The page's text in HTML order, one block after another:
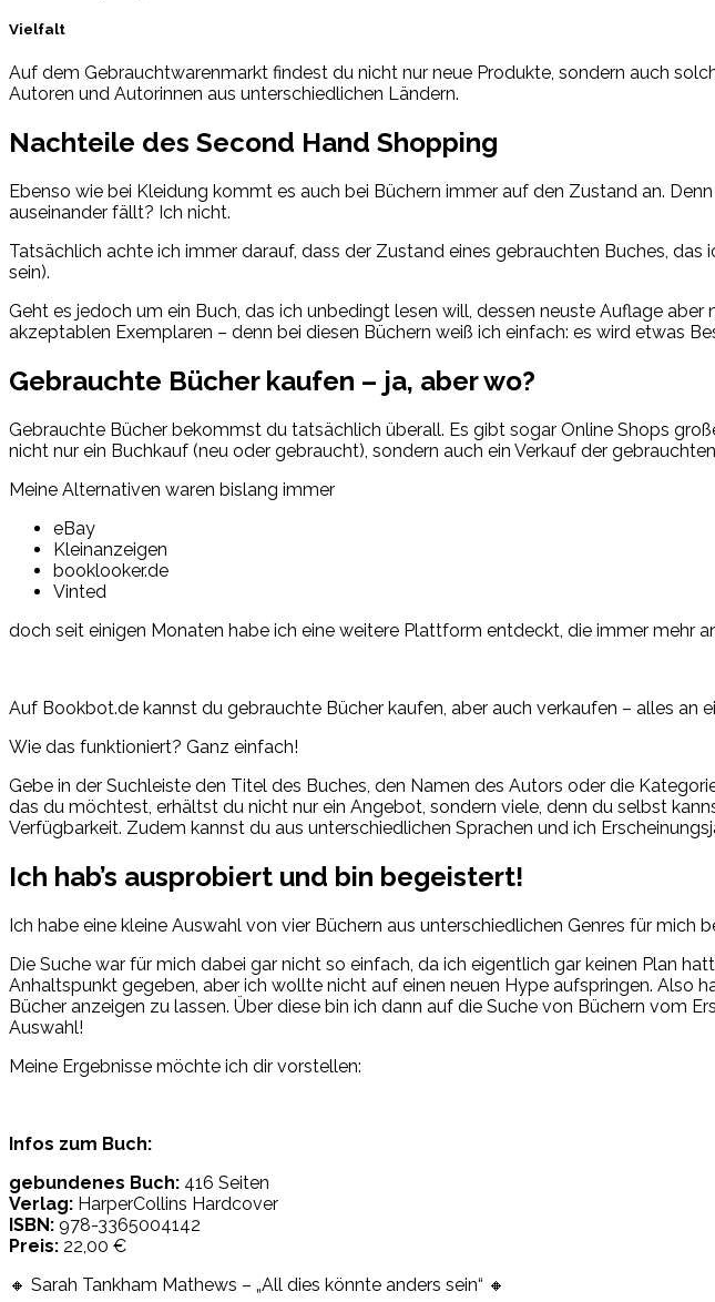
Vielfalt
Auf dem Gebrauchtwarenmarkt findest du nicht nur neue Produkte, sondern auch
Autoren und Autorinnen aus unterschiedlichen Ländern.
Nachteile des Second Hand Shopping
Ebenso wie bei Kleidung kommt es auch bei Büchern immer auf den Zustand an.
auseinander fällt? Ich nicht.
Tatsächlich achte ich immer darauf, dass der Zustand eines gebrauchten Buches,
sein).
Geht es jedoch um ein Buch, das ich unbedingt lesen will, dessen neuste Auflage
akzeptablen Exemplaren – denn bei diesen Büchern weiß ich einfach: es wird etwas
Gebrauchte Bücher kaufen – ja, aber wo?
Gebrauchte Bücher bekommst du tatsächlich überall. Es gibt sogar Online Shops
nicht nur ein Buchkauf (neu oder gebraucht), sondern auch ein Verkauf der
Meine Alternativen waren bislang immer
eBay
Kleinanzeigen
booklooker.de
Vinted
doch seit einigen Monaten habe ich eine weitere Plattform entdeckt, die immer mehr
Auf Bookbot.de kannst du gebrauchte Bücher kaufen, aber auch verkaufen – alles an
Wie das funktioniert? Ganz einfach!
Gebe in der Suchleiste den Titel des Buches, den Namen des Autors oder die
das du möchtest, erhältst du nicht nur ein Angebot, sondern viele, denn du selbst
Verfügbarkeit. Zudem kannst du aus unterschiedlichen Sprachen und ich
Ich hab’s ausprobiert und bin begeistert!
Ich habe eine kleine Auswahl von vier Büchern aus unterschiedlichen Genres für
Die Suche war für mich dabei gar nicht so einfach, da ich eigentlich gar keinen Plan
Anhaltspunkt gegeben, aber ich wollte nicht auf einen neuen Hype aufspringen. Also
Bücher anzeigen zu lassen. Über diese bin ich dann auf die Suche von Büchern vom
Auswahl!
Meine Ergebnisse möchte ich dir vorstellen:
Infos zum Buch:
gebundenes Buch: 416 Seiten
Verlag: HarperCollins Hardcover
ISBN: 978-3365004142
Preis: 22,00 €
🔸 Sarah Tankham Mathews – „All dies könnte anders sein“ 🔸